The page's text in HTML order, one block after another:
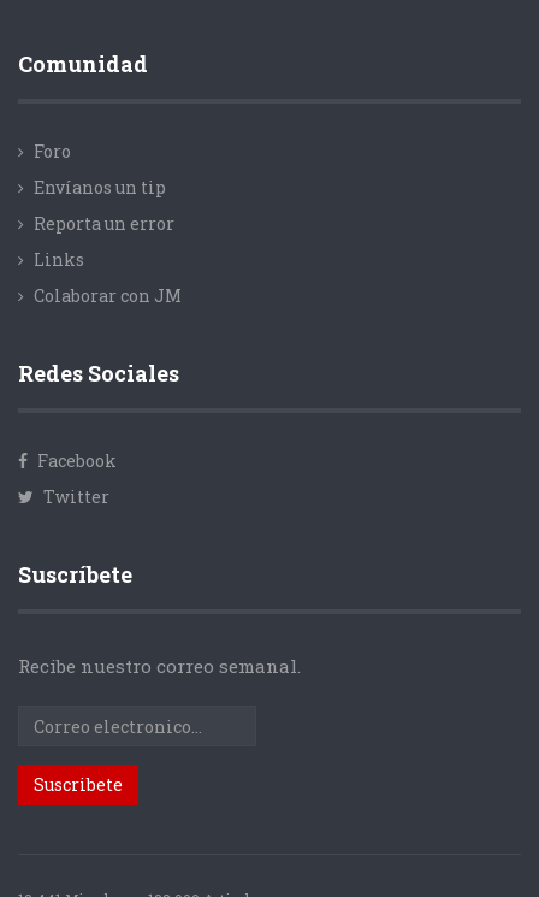
Comunidad
Foro
Envíanos un tip
Reporta un error
Links
Colaborar con JM
Redes Sociales
Facebook
Twitter
Suscríbete
Recibe nuestro correo semanal.